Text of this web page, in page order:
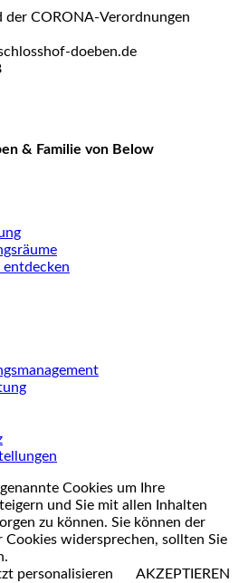
CORONA-Verordnungen
doeben.de
& Familie von Below
entdecken
Cookies um Ihre
und Sie mit allen Inhalten
zu können. Sie können der
widersprechen, sollten Sie
personalisieren
AKZEPTIEREN